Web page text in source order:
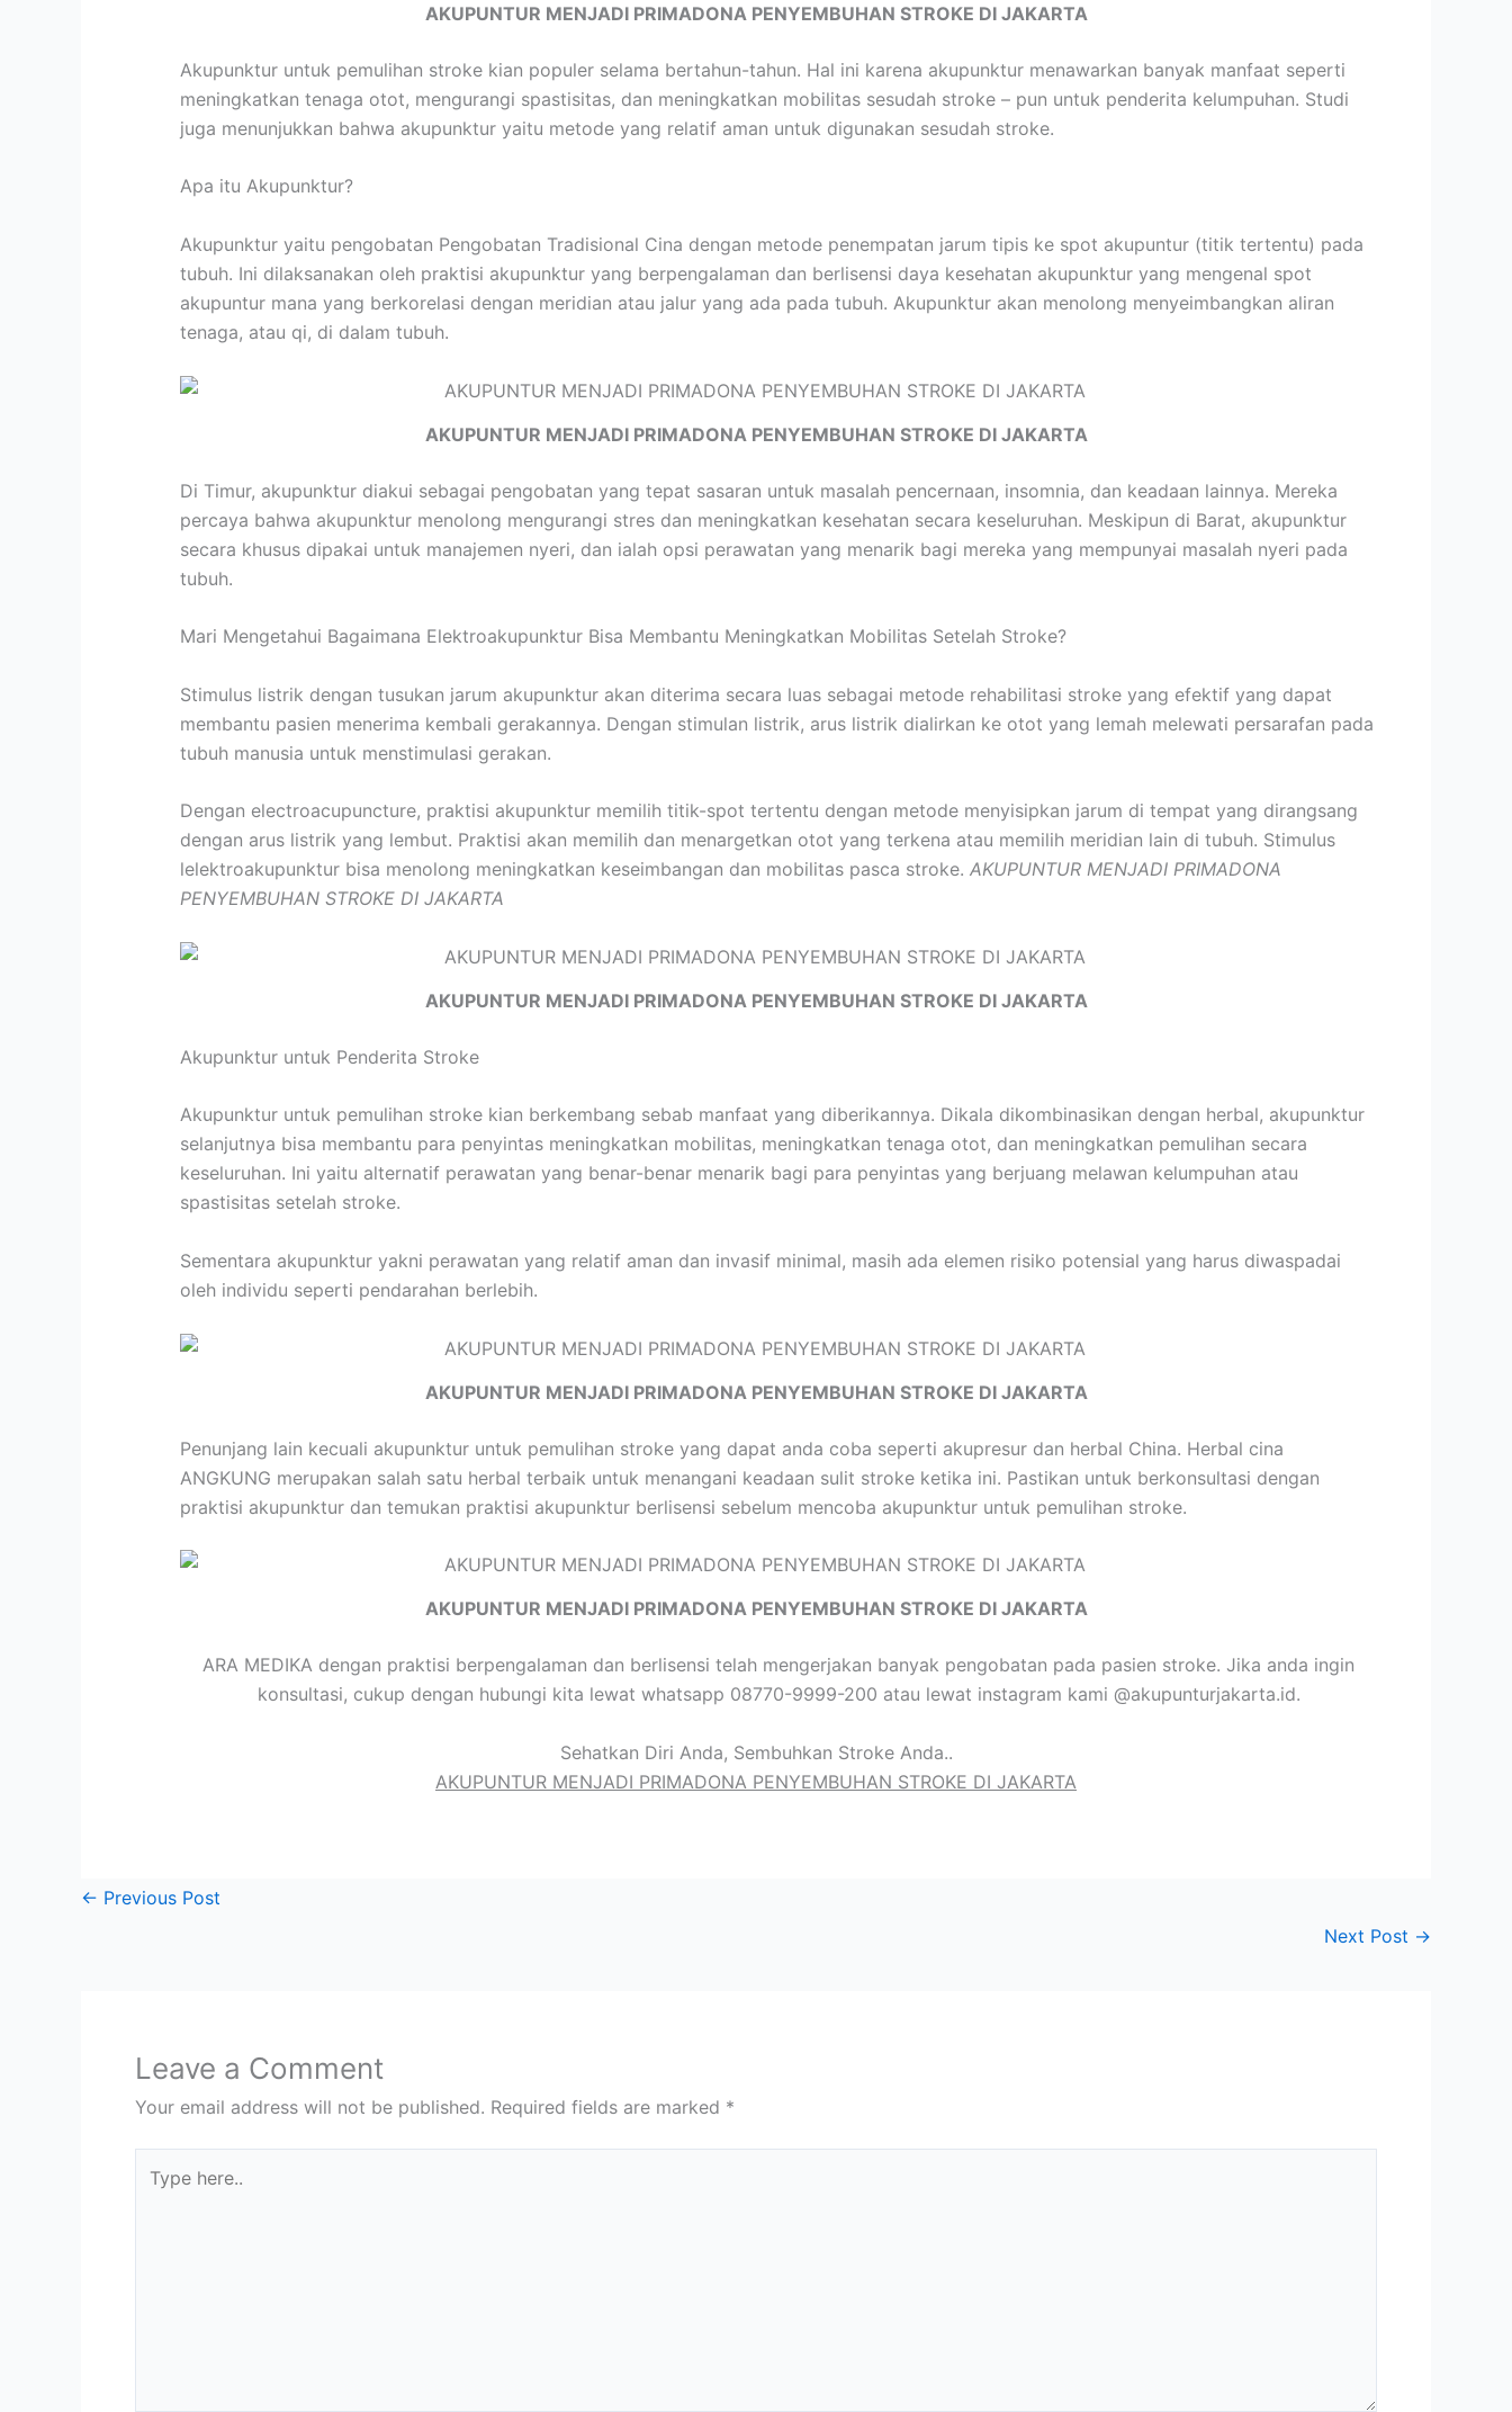
AKUPUNTUR MENJADI PRIMADONA PENYEMBUHAN STROKE DI JAKARTA
Akupunktur untuk pemulihan stroke kian populer selama bertahun-tahun. Hal ini karena akupunktur menawarkan banyak manfaat seperti
meningkatkan tenaga otot, mengurangi spastisitas, dan meningkatkan mobilitas sesudah stroke – pun untuk penderita kelumpuhan. Studi
juga menunjukkan bahwa akupunktur yaitu metode yang relatif aman untuk digunakan sesudah stroke.
Apa itu Akupunktur?
Akupunktur yaitu pengobatan Pengobatan Tradisional Cina dengan metode penempatan jarum tipis ke spot akupuntur (titik tertentu) pada
tubuh. Ini dilaksanakan oleh praktisi akupunktur yang berpengalaman dan berlisensi daya kesehatan akupunktur yang mengenal spot
akupuntur mana yang berkorelasi dengan meridian atau jalur yang ada pada tubuh. Akupunktur akan menolong menyeimbangkan aliran
tenaga, atau qi, di dalam tubuh.
AKUPUNTUR MENJADI PRIMADONA PENYEMBUHAN STROKE DI JAKARTA
Di Timur, akupunktur diakui sebagai pengobatan yang tepat sasaran untuk masalah pencernaan, insomnia, dan keadaan lainnya. Mereka
percaya bahwa akupunktur menolong mengurangi stres dan meningkatkan kesehatan secara keseluruhan. Meskipun di Barat, akupunktur
secara khusus dipakai untuk manajemen nyeri, dan ialah opsi perawatan yang menarik bagi mereka yang mempunyai masalah nyeri pada
tubuh.
Mari Mengetahui Bagaimana Elektroakupunktur Bisa Membantu Meningkatkan Mobilitas Setelah Stroke?
Stimulus listrik dengan tusukan jarum akupunktur akan diterima secara luas sebagai metode rehabilitasi stroke yang efektif yang dapat
membantu pasien menerima kembali gerakannya. Dengan stimulan listrik, arus listrik dialirkan ke otot yang lemah melewati persarafan pada
tubuh manusia untuk menstimulasi gerakan.
Dengan electroacupuncture, praktisi akupunktur memilih titik-spot tertentu dengan metode menyisipkan jarum di tempat yang dirangsang
dengan arus listrik yang lembut. Praktisi akan memilih dan menargetkan otot yang terkena atau memilih meridian lain di tubuh. Stimulus
lelektroakupunktur bisa menolong meningkatkan keseimbangan dan mobilitas pasca stroke. AKUPUNTUR MENJADI PRIMADONA
PENYEMBUHAN STROKE DI JAKARTA
AKUPUNTUR MENJADI PRIMADONA PENYEMBUHAN STROKE DI JAKARTA
Akupunktur untuk Penderita Stroke
Akupunktur untuk pemulihan stroke kian berkembang sebab manfaat yang diberikannya. Dikala dikombinasikan dengan herbal, akupunktur
selanjutnya bisa membantu para penyintas meningkatkan mobilitas, meningkatkan tenaga otot, dan meningkatkan pemulihan secara
keseluruhan. Ini yaitu alternatif perawatan yang benar-benar menarik bagi para penyintas yang berjuang melawan kelumpuhan atau
spastisitas setelah stroke.
Sementara akupunktur yakni perawatan yang relatif aman dan invasif minimal, masih ada elemen risiko potensial yang harus diwaspadai
oleh individu seperti pendarahan berlebih.
AKUPUNTUR MENJADI PRIMADONA PENYEMBUHAN STROKE DI JAKARTA
Penunjang lain kecuali akupunktur untuk pemulihan stroke yang dapat anda coba seperti akupresur dan herbal China. Herbal cina
ANGKUNG merupakan salah satu herbal terbaik untuk menangani keadaan sulit stroke ketika ini. Pastikan untuk berkonsultasi dengan
praktisi akupunktur dan temukan praktisi akupunktur berlisensi sebelum mencoba akupunktur untuk pemulihan stroke.
AKUPUNTUR MENJADI PRIMADONA PENYEMBUHAN STROKE DI JAKARTA
ARA MEDIKA dengan praktisi berpengalaman dan berlisensi telah mengerjakan banyak pengobatan pada pasien stroke. Jika anda ingin
konsultasi, cukup dengan hubungi kita lewat whatsapp 08770-9999-200 atau lewat instagram kami @akupunturjakarta.id.
Sehatkan Diri Anda, Sembuhkan Stroke Anda..
AKUPUNTUR MENJADI PRIMADONA PENYEMBUHAN STROKE DI JAKARTA
← Previous Post
Next Post →
Leave a Comment
Your email address will not be published. Required fields are marked *
here..